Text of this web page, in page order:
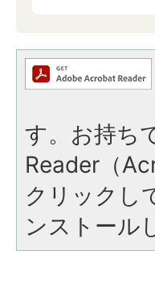
す。お持ち
Reader（
クリックし
ンストール